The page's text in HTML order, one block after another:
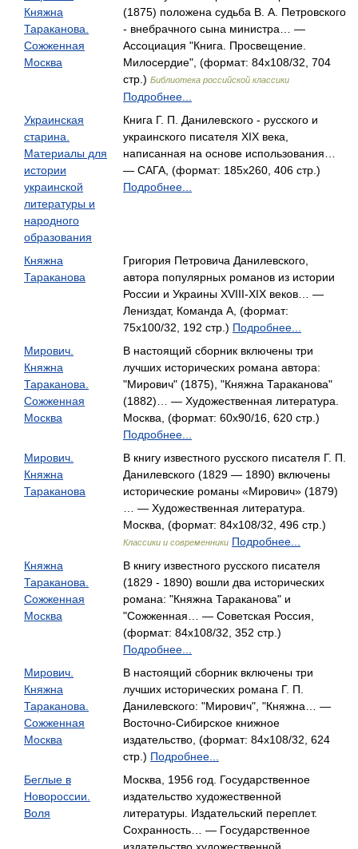
Княжна
Тараканова.
Сожженная
Москва
(1875) положена судьба В. А. Петровского
- внебрачного сына министра… —
Ассоциация "Книга. Просвещение.
Милосердие", (формат: 84x108/32, 704
стр.) Библиотека российской классики
Подробнее...
Украинская
старина.
Материалы для
истории
украинской
литературы и
народного
образования
Книга Г. П. Данилевского - русского и
украинского писателя XIX века,
написанная на основе использования…
— САГА, (формат: 185x260, 406 стр.)
Подробнее...
Княжна
Тараканова
Григория Петровича Данилевского,
автора популярных романов из истории
России и Украины XVIII-XIX веков… —
Лениздат, Команда А, (формат:
75x100/32, 192 стр.) Подробнее...
Мирович.
Княжна
Тараканова.
Сожженная
Москва
В настоящий сборник включены три
лучших исторических романа автора:
"Мирович" (1875), "Княжна Тараканова"
(1882)… — Художественная литература.
Москва, (формат: 60x90/16, 620 стр.)
Подробнее...
Мирович.
Княжна
Тараканова
В книгу известного русского писателя Г. П.
Данилевского (1829 — 1890) включены
исторические романы «Мирович» (1879)
… — Художественная литература.
Москва, (формат: 84x108/32, 496 стр.)
Классики и современники Подробнее...
Княжна
Тараканова.
Сожженная
Москва
В книгу известного русского писателя
(1829 - 1890) вошли два исторических
романа: "Княжна Тараканова" и
"Сожженная… — Советская Россия,
(формат: 84x108/32, 352 стр.)
Подробнее...
Мирович.
Княжна
Тараканова.
Сожженная
Москва
В настоящий сборник включены три
лучших исторических романа Г. П.
Данилевского: "Мирович", "Княжна… —
Восточно-Сибирское книжное
издательство, (формат: 84x108/32, 624
стр.) Подробнее...
Беглые в
Новороссии.
Воля
Москва, 1956 год. Государственное
издательство художественной
литературы. Издательский переплет.
Сохранность… — Государственное